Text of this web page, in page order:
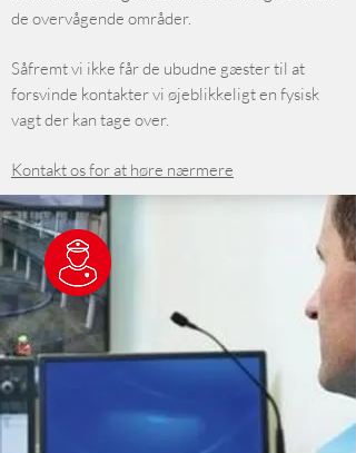
de overvågende områder.
Såfremt vi ikke får de ubudne gæster til at
forsvinde kontakter vi øjeblikkeligt en fysisk
vagt der kan tage over.
Kontakt os for at høre nærmere